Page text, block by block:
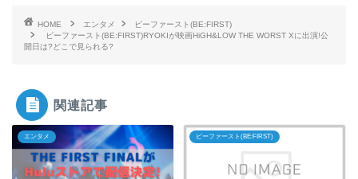
HOME エンタメ
ビーファースト(BE:FIRST)
ビーファースト(BE:FIRST)RYOKIが映画HiGH&LOW THE WORST Xに出演!公
開日は?どこで見られる?
関連記事
エンタメ ビーファースト(BE:FIRST)